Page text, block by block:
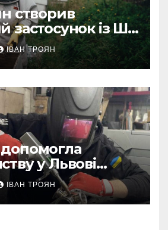
створив
застосунок із ШІ-
для бджолярів
ІВАН ТРОЯН
у Львові
виробничі
після атаки
БПЛА
ІВАН ТРОЯН